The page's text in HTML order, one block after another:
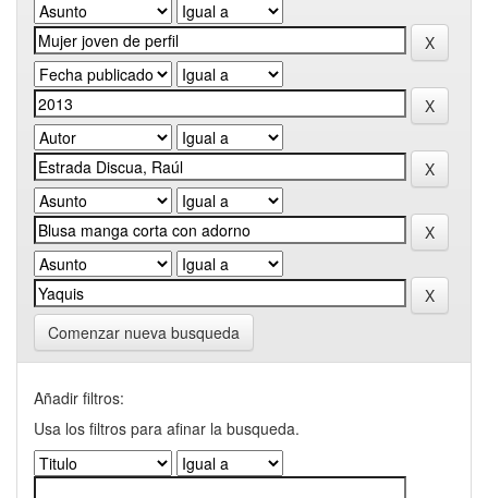
Comenzar nueva busqueda
Añadir filtros:
Usa los filtros para afinar la busqueda.